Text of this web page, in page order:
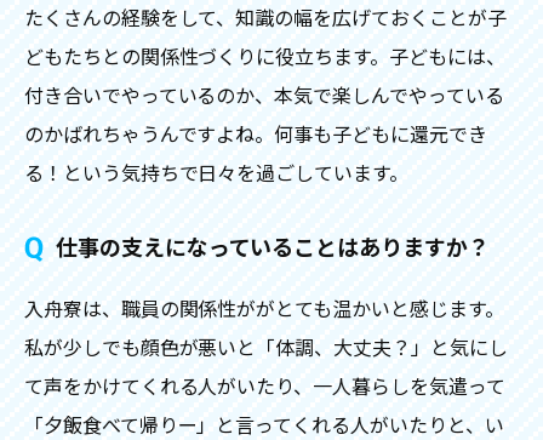
たくさんの経験をして、知識の幅を広げておくことが子
どもたちとの関係性づくりに役立ちます。子どもには、
付き合いでやっているのか、本気で楽しんでやっている
のかばれちゃうんですよね。何事も子どもに還元でき
る！という気持ちで日々を過ごしています。
仕事の支えになっていることはありますか？
入舟寮は、職員の関係性ががとても温かいと感じます。
私が少しでも顔色が悪いと「体調、大丈夫？」と気にし
て声をかけてくれる人がいたり、一人暮らしを気遣って
「夕飯食べて帰りー」と言ってくれる人がいたりと、い